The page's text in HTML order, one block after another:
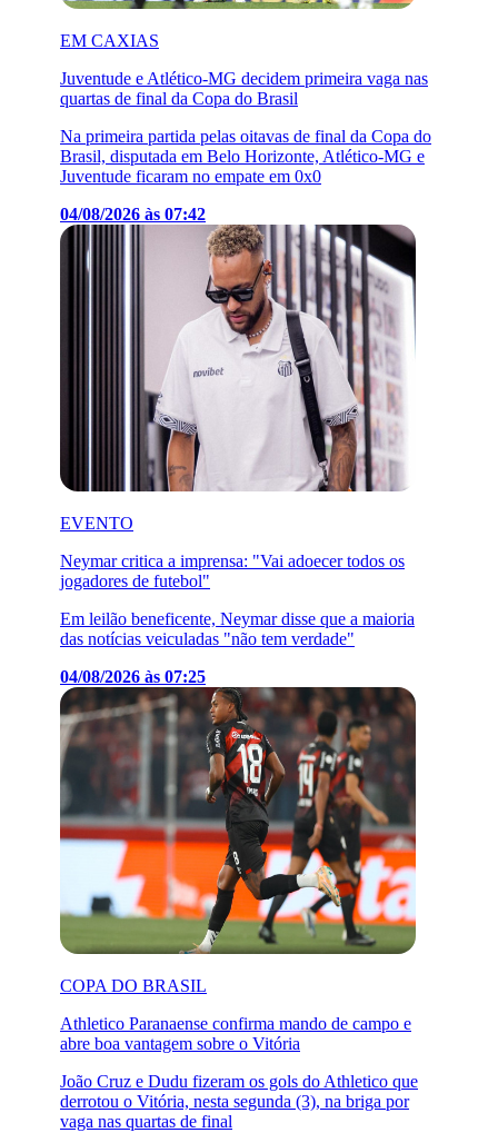
EM CAXIAS
Juventude e Atlético-MG decidem primeira vaga nas
quartas de final da Copa do Brasil
Na primeira partida pelas oitavas de final da Copa do
Brasil, disputada em Belo Horizonte, Atlético-MG e
Juventude ficaram no empate em 0x0
04/08/2026 às 07:42
EVENTO
Neymar critica a imprensa: "Vai adoecer todos os
jogadores de futebol"
Em leilão beneficente, Neymar disse que a maioria
das notícias veiculadas "não tem verdade"
04/08/2026 às 07:25
COPA DO BRASIL
Athletico Paranaense confirma mando de campo e
abre boa vantagem sobre o Vitória
João Cruz e Dudu fizeram os gols do Athletico que
derrotou o Vitória, nesta segunda (3), na briga por
vaga nas quartas de final